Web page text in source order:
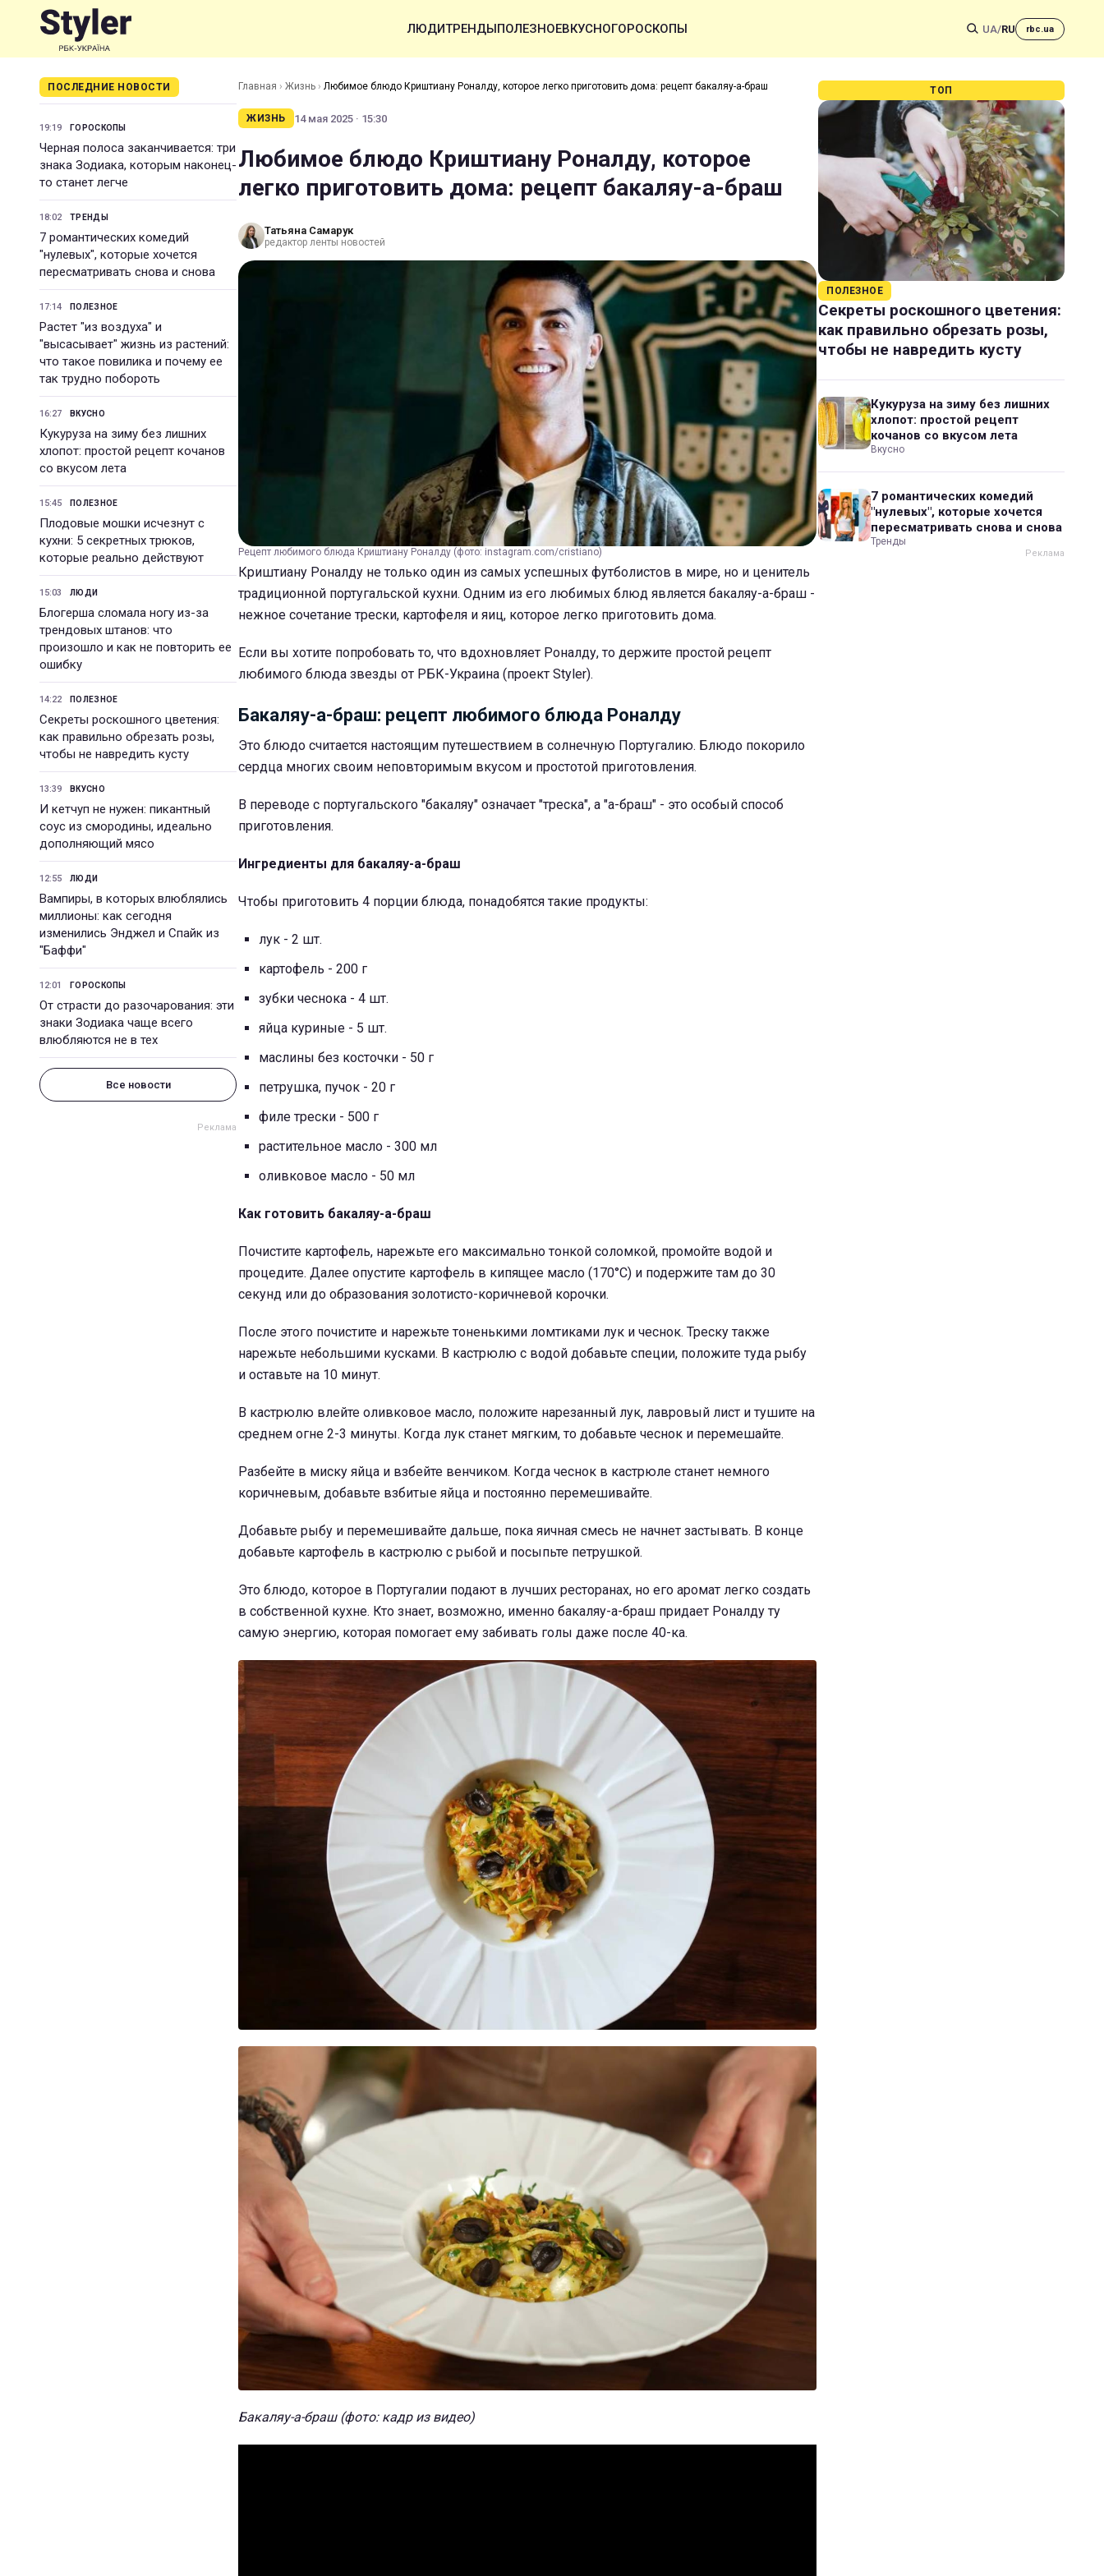
ЛЮДИТРЕНДЫПОЛЕЗНОЕВКУСНОГОРОСКОПЫ UA/RU rbc.ua
ПОСЛЕДНИЕ НОВОСТИ
19:19 ГОРОСКОПЫ
Черная полоса заканчивается: три
знака Зодиака, которым наконец-
то станет легче
18:02 ТРЕНДЫ
7 романтических комедий
"нулевых", которые хочется
пересматривать снова и снова
17:14 ПОЛЕЗНОЕ
Растет "из воздуха" и
"высасывает" жизнь из растений:
что такое повилика и почему ее
так трудно побороть
16:27 ВКУСНО
Кукуруза на зиму без лишних
хлопот: простой рецепт кочанов
со вкусом лета
15:45 ПОЛЕЗНОЕ
Плодовые мошки исчезнут с
кухни: 5 секретных трюков,
которые реально действуют
15:03 ЛЮДИ
Блогерша сломала ногу из-за
трендовых штанов: что
произошло и как не повторить ее
ошибку
14:22 ПОЛЕЗНОЕ
Секреты роскошного цветения:
как правильно обрезать розы,
чтобы не навредить кусту
13:39 ВКУСНО
И кетчуп не нужен: пикантный
соус из смородины, идеально
дополняющий мясо
12:55 ЛЮДИ
Вампиры, в которых влюблялись
миллионы: как сегодня
изменились Энджел и Спайк из
"Баффи"
12:01 ГОРОСКОПЫ
От страсти до разочарования: эти
знаки Зодиака чаще всего
влюбляются не в тех
Все новости
Главная › Жизнь › Любимое блюдо Криштиану Роналду, которое легко приготовить дома: рецепт бакаляу-а-браш
ЖИЗНЬ 14 мая 2025 · 15:30
Любимое блюдо Криштиану Роналду, которое
легко приготовить дома: рецепт бакаляу-а-браш
Татьяна Самарук
редактор ленты новостей
Рецепт любимого блюда Криштиану Роналду (фото: instagram.com/cristiano)
Криштиану Роналду не только один из самых успешных футболистов в мире, но и ценитель
традиционной португальской кухни. Одним из его любимых блюд является бакаляу-а-браш -
нежное сочетание трески, картофеля и яиц, которое легко приготовить дома.
Если вы хотите попробовать то, что вдохновляет Роналду, то держите простой рецепт
любимого блюда звезды от РБК-Украина (проект Styler).
Бакаляу-а-браш: рецепт любимого блюда Роналду
Это блюдо считается настоящим путешествием в солнечную Португалию. Блюдо покорило
сердца многих своим неповторимым вкусом и простотой приготовления.
В переводе с португальского "бакаляу" означает "треска", а "а-браш" - это особый способ
приготовления.
Ингредиенты для бакаляу-а-браш
Чтобы приготовить 4 порции блюда, понадобятся такие продукты:
лук - 2 шт.
картофель - 200 г
зубки чеснока - 4 шт.
яйца куриные - 5 шт.
маслины без косточки - 50 г
петрушка, пучок - 20 г
филе трески - 500 г
растительное масло - 300 мл
оливковое масло - 50 мл
Как готовить бакаляу-а-браш
Почистите картофель, нарежьте его максимально тонкой соломкой, промойте водой и
процедите. Далее опустите картофель в кипящее масло (170°C) и подержите там до 30
секунд или до образования золотисто-коричневой корочки.
После этого почистите и нарежьте тоненькими ломтиками лук и чеснок. Треску также
нарежьте небольшими кусками. В кастрюлю с водой добавьте специи, положите туда рыбу
и оставьте на 10 минут.
В кастрюлю влейте оливковое масло, положите нарезанный лук, лавровый лист и тушите на
среднем огне 2-3 минуты. Когда лук станет мягким, то добавьте чеснок и перемешайте.
Разбейте в миску яйца и взбейте венчиком. Когда чеснок в кастрюле станет немного
коричневым, добавьте взбитые яйца и постоянно перемешивайте.
Добавьте рыбу и перемешивайте дальше, пока яичная смесь не начнет застывать. В конце
добавьте картофель в кастрюлю с рыбой и посыпьте петрушкой.
Это блюдо, которое в Португалии подают в лучших ресторанах, но его аромат легко создать
в собственной кухне. Кто знает, возможно, именно бакаляу-а-браш придает Роналду ту
самую энергию, которая помогает ему забивать голы даже после 40-ка.
Бакаляу-а-браш (фото: кадр из видео)
ТОП
ПОЛЕЗНОЕ
Секреты роскошного цветения:
как правильно обрезать розы,
чтобы не навредить кусту
Кукуруза на зиму без лишних
хлопот: простой рецепт
кочанов со вкусом лета
Вкусно
7 романтических комедий
"нулевых", которые хочется
пересматривать снова и снова
Тренды